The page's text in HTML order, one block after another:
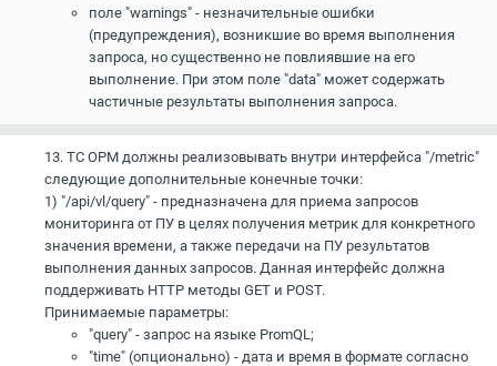
поле "warnings" - незначительные ошибки
(предупреждения), возникшие во время выполнения
запроса, но существенно не повлиявшие на его
выполнение. При этом поле "data" может содержать
частичные результаты выполнения запроса.
13. ТС ОРМ должны реализовывать внутри интерфейса "/metric"
следующие дополнительные конечные точки:
1) "/api/vl/query" - предназначена для приема запросов
мониторинга от ПУ в целях получения метрик для конкретного
значения времени, а также передачи на ПУ результатов
выполнения данных запросов. Данная интерфейс должна
поддерживать HTTP методы GET и POST.
Принимаемые параметры:
"query" - запрос на языке PromQL;
"time" (опционально) - дата и время в формате согласно